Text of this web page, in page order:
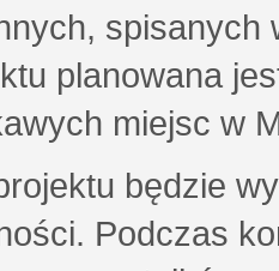
planowana
miejsc w
będzie
Podczas